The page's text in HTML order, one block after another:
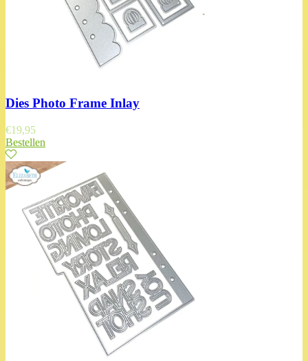
Dies Photo Frame Inlay
€19,95
Bestellen